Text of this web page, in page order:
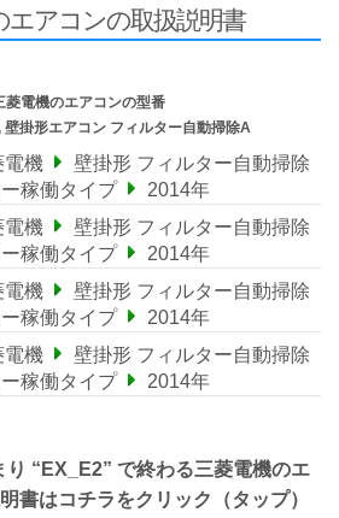
エアコンの取扱説明書
菱電機のエアコンの型番
壁掛形エアコン フィルター自動掃除A
電機
壁掛形 フィルター自動掃除
稼働タイプ
2014年
電機
壁掛形 フィルター自動掃除
稼働タイプ
2014年
電機
壁掛形 フィルター自動掃除
稼働タイプ
2014年
電機
壁掛形 フィルター自動掃除
稼働タイプ 2014年
り “EX_E2” で終わる三菱電機のエ
書はコチラをクリック（タップ）